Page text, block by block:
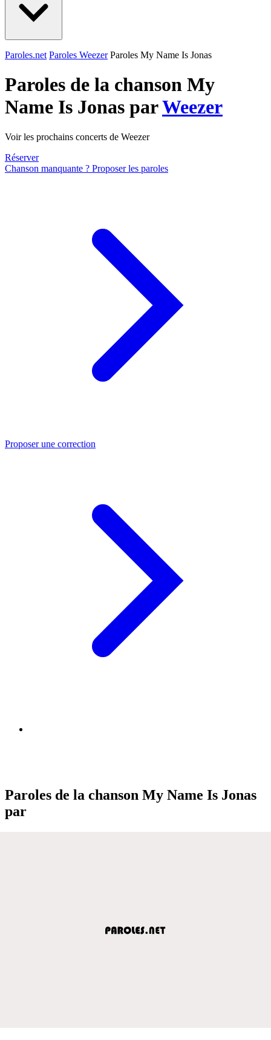
Paroles.net Paroles Weezer Paroles My Name Is Jonas
Paroles de la chanson My
Name Is Jonas parWeezer
Voir les prochains concerts de Weezer
Réserver
Chanson manquante ? Proposer les paroles
Proposer une correction
Paroles de la chanson My Name Is Jonas
par